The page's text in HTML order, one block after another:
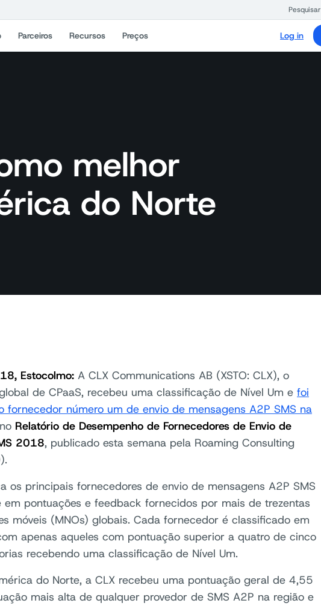
Pesquisar
Parceiros Recursos Preços Log in
melhor
do Norte
Estocolmo: A CLX Communications AB (XSTO: CLX), o
de CPaaS, recebeu uma classificação de Nível Um e foi
fornecedor número um de envio de mensagens A2P SMS na
Relatório de Desempenho de Fornecedores de Envio de
2018, publicado esta semana pela Roaming Consulting
os principais fornecedores de envio de mensagens A2P SMS
pontuações e feedback fornecidos por mais de trezentas
móveis (MNOs) globais. Cada fornecedor é classificado em
apenas aqueles com pontuação superior a quatro de cinco
recebendo uma classificação de Nível Um.
do Norte, a CLX recebeu uma pontuação geral de 4,55
mais alta de qualquer provedor de SMS A2P na região e